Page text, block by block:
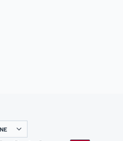
par